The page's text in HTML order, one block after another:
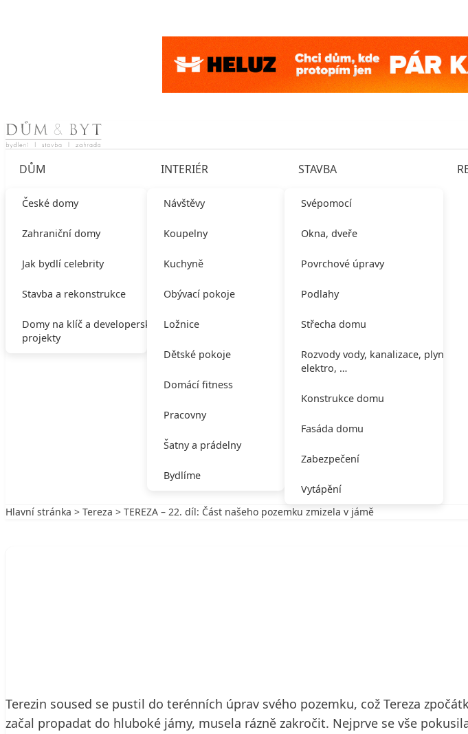
Skip to content
DŮM
České domy
Zahraniční domy
Jak bydlí celebrity
Stavba a rekonstrukce
Domy na klíč a developerské
projekty
INTERIÉR
Návštěvy
Koupelny
Kuchyně
Obývací pokoje
Ložnice
Dětské pokoje
Domácí fitness
Pracovny
Šatny a prádelny
Bydlíme
STAVBA
Svépomocí
Okna, dveře
Povrchové úpravy
Podlahy
Střecha domu
Rozvody vody, kanalizace, plynu,
elektro, …
Konstrukce domu
Fasáda domu
Zabezpečení
Vytápění
Hlavní stránka > Tereza > TEREZA – 22. díl: Část našeho pozemku zmizela v jámě
Terezin soused se pustil do terénních úprav svého pozemku, což Tereza
začal propadat do hluboké jámy, musela rázně zakročit. Nejprve se vše